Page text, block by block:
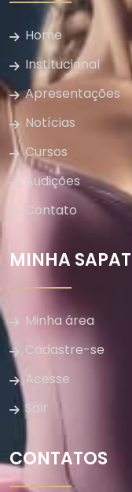
Home
Institucional
Apresentações
Notícias
Cursos
Audições
Contato
MINHA
Minha área
Cadastre-se
Acesse
Sair
CONTATOS